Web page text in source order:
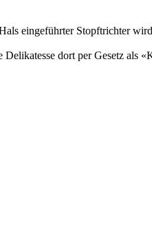
eingeführter Stopftrichter
dort per Gesetz als